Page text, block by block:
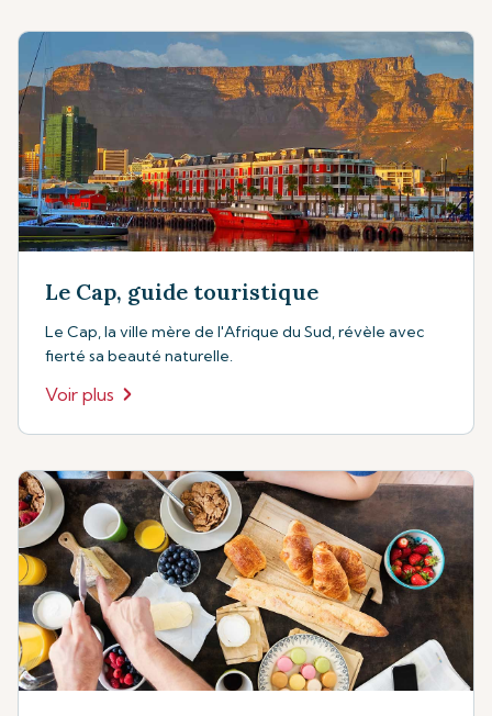
Le Cap, guide touristique
Le Cap, la ville mère de l'Afrique du Sud, révèle avec
fierté sa beauté naturelle.
Voir plus